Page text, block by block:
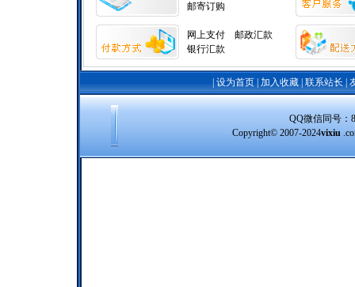
邮寄订购
网上支付
邮政汇款
银行汇款
设为首页| 加入收藏| 联系站长
QQ微信同号：
Copyright© 2007-2024vixiu